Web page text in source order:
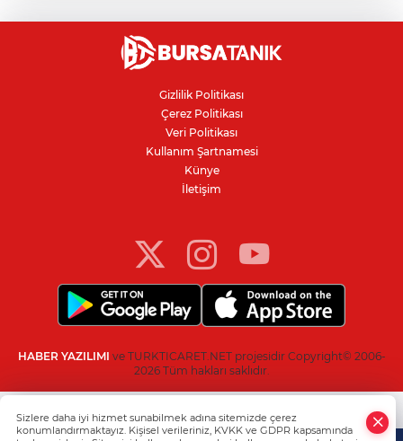
"Çerçeve Yasa" teklifi Adalet
Komisyonu'nda: İYİ Partili Türkeş ile
İznik Gölü kıyısında 70 milyon yıllık fosil
bulundu
İnegöllü girişimciden bağış
Gizlilik Politikası
Çerez Politikası
Veri Politikası
Kullanım Şartnamesi
Künye
İletişim
HABER YAZILIMI ve TURKTICARET.NET projesidir Copyright© 2006-
2026 Tüm hakları saklıdır.
Sizlere daha iyi hizmet sunabilmek adına sitemizde çerez
konumlandırmaktayız. Kişisel verileriniz, KVKK ve GDPR kapsamında